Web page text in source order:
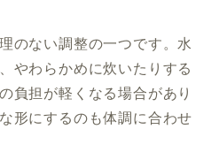
のない調整の一つです。水
やわらかめに炊いたりする
負担が軽くなる場合があり
形にするのも体調に合わせ